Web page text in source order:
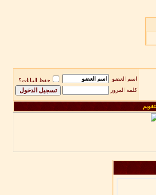
اسم العضو
حفظ البيانات؟
كلمة المرور